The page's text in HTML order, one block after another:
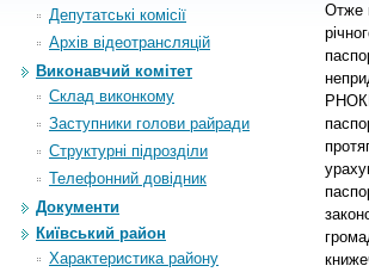
Депутатські комісії
Архiв вiдеотрансляцiй
Виконавчий комітет
Склад виконкому
Заступники голови райради
Структурні підрозділи
Телефонний довідник
Документи
Київський район
Характеристика району
Отже